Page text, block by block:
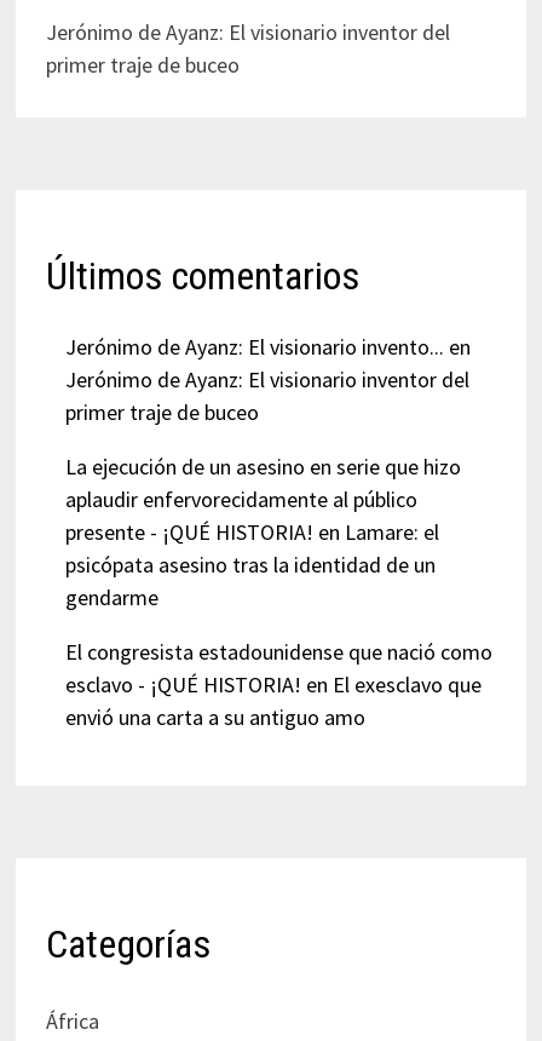
Jerónimo de Ayanz: El visionario inventor del
primer traje de buceo
Últimos comentarios
Jerónimo de Ayanz: El visionario invento... en
Jerónimo de Ayanz: El visionario inventor del
primer traje de buceo
La ejecución de un asesino en serie que hizo
aplaudir enfervorecidamente al público
presente - ¡QUÉ HISTORIA! en Lamare: el
psicópata asesino tras la identidad de un
gendarme
El congresista estadounidense que nació como
esclavo - ¡QUÉ HISTORIA! en El exesclavo que
envió una carta a su antiguo amo
Categorías
África